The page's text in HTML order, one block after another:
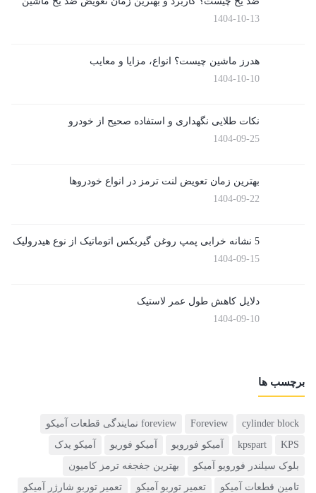
1404-10-13
هدرز ماشین چیست؟ انواع، مزایا و معایب
1404-10-10
نکات طلایی نگهداری و استفاده صحیح از خودرو
1404-09-25
بهترین زمان تعویض لنت ترمز در انواع خودروها
1404-09-22
5 نشانه خرابی پمپ روغن گیربکس اتوماتیک از نوع هیدرولیک
1404-09-15
دلایل کاهش طول عمر لاستیک
1404-09-10
برچسب ها
cylinder block
Foreview
foreview نمایندگی قطعات آمیکو
KPS
kpspart آمیکو فورویو آمیکو فوریو
آمیکو یدک
بلوک سیلندر فورویو آمیکو
بهترین جغجغه ترمز کامیون
تامین قطعات آمیکو
تعمیر توربو آمیکو
تعمیر توربو شارژر آمیکو